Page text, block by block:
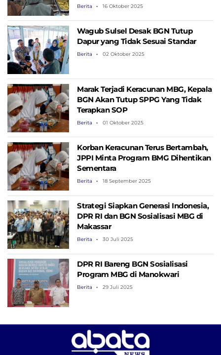
Berita 16 Oktober 2025
Wagub Sulsel Desak BGN Tutup
Dapur yang Tidak Sesuai Standar
Berita 02 Oktober 2025
Marak Terjadi Keracunan MBG, Kepala
BGN Akan Tutup SPPG Yang Tidak
Terapkan SOP
Berita 01 Oktober 2025
Korban Keracunan Terus Bertambah,
JPPI Minta Program BMG Dihentikan
Sementara
Berita 18 September 2025
Strategi Siapkan Generasi Indonesia,
DPR RI dan BGN Sosialisasi MBG di
Makassar
Berita 30 Juli 2025
DPR RI Bareng BGN Sosialisasi
Program MBG di Manokwari
Berita 29 Juli 2025